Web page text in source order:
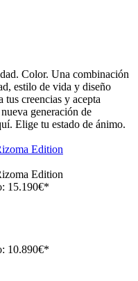
Color. Una combinación
estilo de vida y diseño
tus creencias y acepta
generación de
Elige tu estado de ánimo.
Edition
Edition
15.190€*
10.890€*